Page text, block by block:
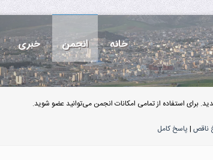
خانه انجمن خبری
برای استفاده از تمامی امکانات انجمن می‌توانید عضو شوید.
ناقص | پاسخ کامل